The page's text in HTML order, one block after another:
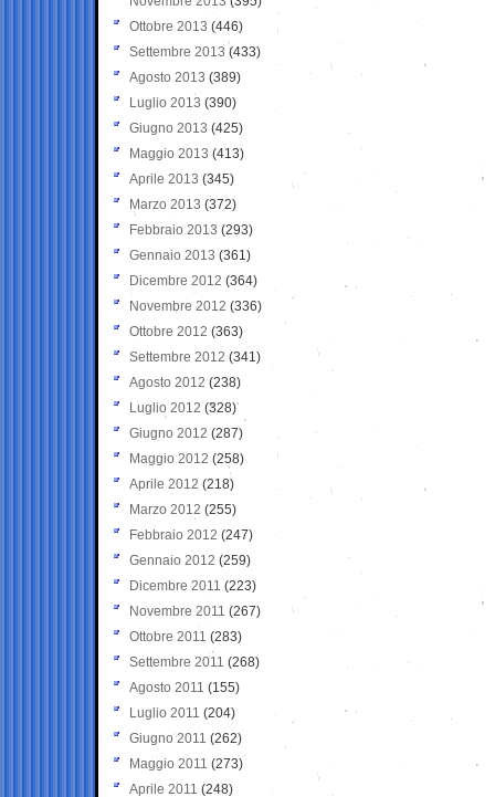
Ottobre 2013 (446)
Settembre 2013 (433)
Agosto 2013 (389)
Luglio 2013 (390)
Giugno 2013 (425)
Maggio 2013 (413)
Aprile 2013 (345)
Marzo 2013 (372)
Febbraio 2013 (293)
Gennaio 2013 (361)
Dicembre 2012 (364)
Novembre 2012 (336)
Ottobre 2012 (363)
Settembre 2012 (341)
Agosto 2012 (238)
Luglio 2012 (328)
Giugno 2012 (287)
Maggio 2012 (258)
Aprile 2012 (218)
Marzo 2012 (255)
Febbraio 2012 (247)
Gennaio 2012 (259)
Dicembre 2011 (223)
Novembre 2011 (267)
Ottobre 2011 (283)
Settembre 2011 (268)
Agosto 2011 (155)
Luglio 2011 (204)
Giugno 2011 (262)
Maggio 2011 (273)
Aprile 2011 (248)